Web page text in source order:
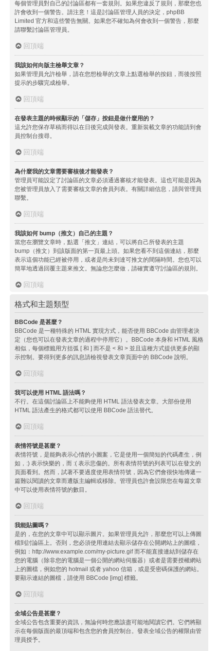
每個管理員對自己的討論區都有一套規則。如果您違反了規則，那麼您也
許會收到一個警告。請注意！這是討論區管理人員的決定，phpBB
Limited 官方和這些警告無關。如果您不確知為何會收到一個警告，那麼
請聯繫討論區管理員。
回頂端
我該如何向版主檢舉文章？
如果管理員允許檢舉，請在您想檢舉的文章上點選檢舉的按鈕，而後按照
提示的步驟完成檢舉。
回頂端
在發表主題的時候顯示的「儲存」按鈕是做什麼用的？
這允許您保存草稿而得以在日後完成與發表。重新裝載文章的功能請到會
員控制台搜尋。
回頂端
為什麼我的文章需要審核後才能發表？
管理員可能設定了討論區的文章必須通過審核才能發表。這也可能是因為
您被管理員放入了需要審核文章的會員列表。有關詳細信息，請與管理員
聯繫。
回頂端
我該如何 bump（推文）自己的主題？
當您在瀏覽文章時，點選「推文」連結，可以將自己所發表的主題
bump（推文）到該版面的第一頁最上頭。如果您看不到這個連結，那麼
表示這個功能已經被停用，或者是尚未到達可推文的間隔時間。您也可以
簡單地透過回覆主題來推文。無論您怎麼做，請確實遵守討論區的規則。
回頂端
格式和主題類型
BBCode 是甚麼？
BBCode 是一種特殊的 HTML 實現方式，能否使用 BBCode 由管理者決
定（您也可以在發表文章的過程中停用它）。BBCode 本身和 HTML 風格
相似，每個標籤用方括弧 [ 和 ] 而不是 < 和 > 並且這種方式提供更多的顯
示控制。要得到更多的訊息請檢視發表文章頁面中的 BBCode 說明。
回頂端
我可以使用 HTML 語法嗎？
不行。在這個討論區上不能夠使用 HTML 語法發表文章。大部份使用
HTML 語法產生的格式都可以使用 BBCode 語法替代。
回頂端
表情符號是甚麼？
表情符號，是能夠表示心情的小圖案，它是使用一個簡短的代碼產生，例
如，:) 表示快樂的，而 :( 表示悲傷的。所有表情符號的列表可以在發文的
頁面看到。然而，試著不要過度使用表情符號，因為它們會很快地傳遞一
篇難以閱讀的文章而遭版主編輯或移除。管理員也許會設限您在每篇文章
中可以使用表情符號的數目。
回頂端
我能貼圖嗎？
是的，在您的文章中可以顯示圖片。如果管理員允許，那麼您可以上傳圖
檔到討論區上。否則，您必須使用連結去顯示儲存在公開網站上的圖檔，
例如：http://www.example.com/my-picture.gif 而不能直接連結到儲存在
您的電腦（除非您的電腦是一個公開的網站伺服器）或者是需要授權網站
上的圖檔，例如您的 hotmail 或者 yahoo 信箱，或是受密碼保護的網站。
要顯示連結的圖檔，請使用 BBCode [img] 標籤。
回頂端
全域公告是甚麼？
全域公告包含重要的資訊，無論何時您應該盡可能地閱讀它們。它們將顯
示在每個版面的最頂端和包含您的會員控制台。發表全域公告的權限由管
理員授予。